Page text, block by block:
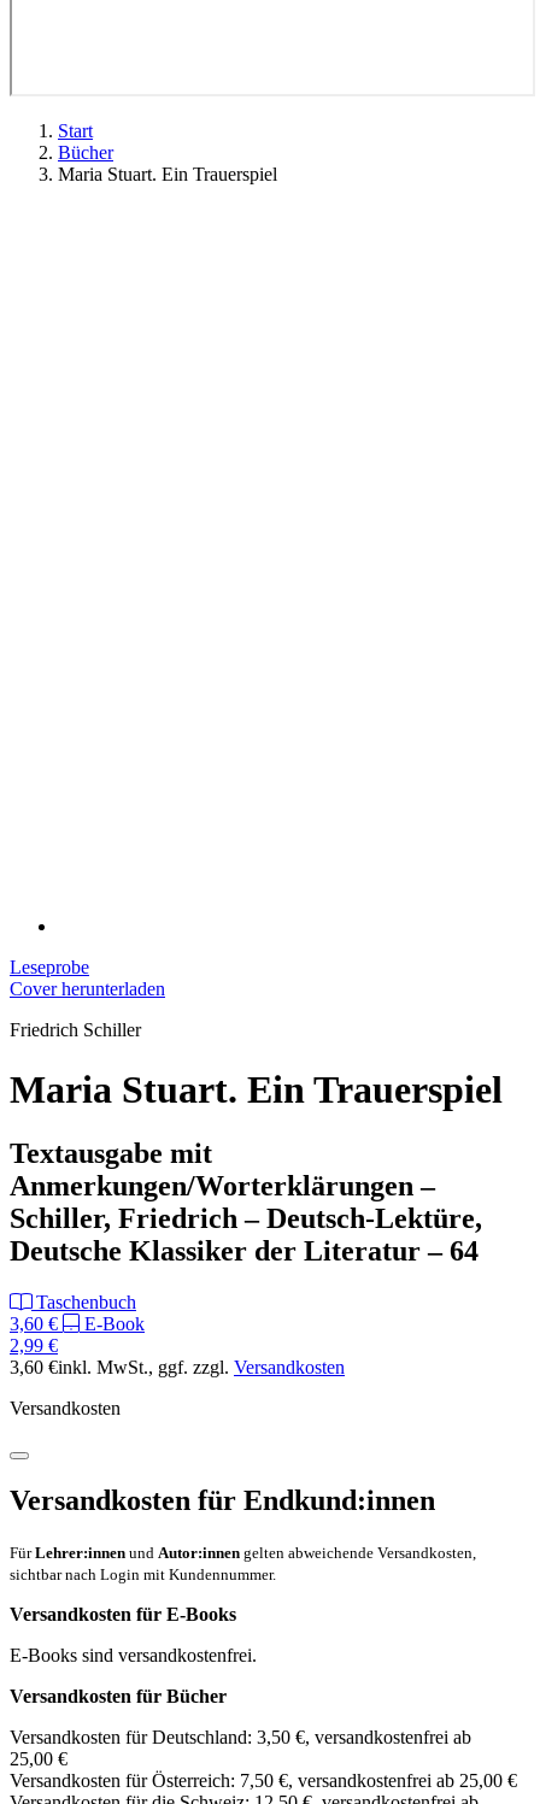
Start
Bücher
Maria Stuart. Ein Trauerspiel
Leseprobe
Cover herunterladen
Friedrich Schiller
Maria Stuart. Ein Trauerspiel
Textausgabe mit
Anmerkungen/Worterklärungen –
Schiller, Friedrich – Deutsch-Lektüre,
Deutsche Klassiker der Literatur – 64
Taschenbuch
3,60 €
E-Book
2,99 €
3,60 €inkl. MwSt., ggf. zzgl. Versandkosten
Versandkosten
Versandkosten für Endkund:innen
FürLehrer:innen und Autor:innen gelten abweichende Versandkosten,
sichtbar nach Login mit Kundennummer.
Versandkosten für E-Books
E-Books sind versandkostenfrei.
Versandkosten für Bücher
Versandkosten für Deutschland: 3,50 €, versandkostenfrei ab
25,00 €
Versandkosten für Österreich: 7,50 €, versandkostenfrei ab 25,00 €